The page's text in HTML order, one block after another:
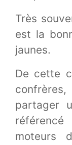
Très
est la
jaunes.
De cette
partager
moteurs